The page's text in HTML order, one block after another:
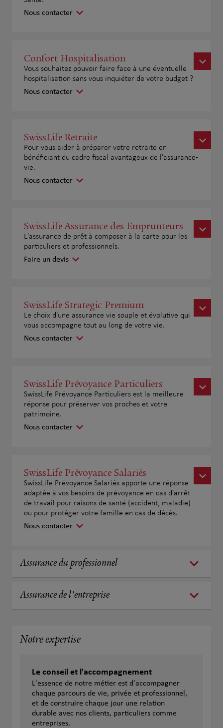
Nous contacter
Confort Hospitalisation
Vous souhaitez pouvoir faire face à une éventuelle
hospitalisation sans vous inquiéter de votre budget ?
Nous contacter
SwissLife Retraite
Pour vous aider à préparer votre retraite en
bénéficiant du cadre fiscal avantageux de l'assurance-
vie.
Nous contacter
SwissLife Assurance des Emprunteurs
L'assurance de prêt à composer à la carte pour les
particuliers et professionnels.
Faire un devis
SwissLife Strategic Premium
Le choix d'une assurance vie souple et évolutive qui
vous accompagne tout au long de votre vie.
Nous contacter
SwissLife Prévoyance Particuliers
SwissLife Prévoyance Particuliers est la meilleure
réponse pour préserver vos proches et votre
patrimoine.
Nous contacter
SwissLife Prévoyance Salariés
SwissLife Prévoyance Salariés apporte une réponse
adaptée à vos besoins de prévoyance en cas d'arrêt
de travail pour raisons de santé (accident, maladie)
ou pour protéger votre famille en cas de décès.
Nous contacter
Assurance du professionnel
Assurance de l'entreprise
Notre expertise
Le conseil et l'accompagnement
L'essence de notre métier est d'accompagner
chaque parcours de vie, privée et professionnel,
et de construire chaque jour une relation
durable avec nos clients, particuliers comme
entreprises.